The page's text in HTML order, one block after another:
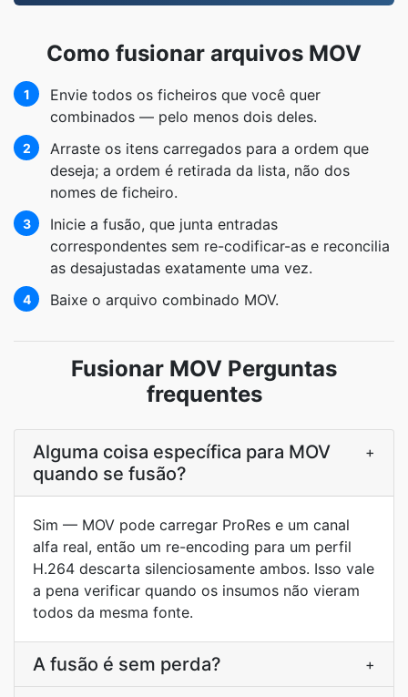
Como fusionar arquivos MOV
1
Envie todos os ficheiros que você quer
combinados — pelo menos dois deles.
2
Arraste os itens carregados para a ordem que
deseja; a ordem é retirada da lista, não dos
nomes de ficheiro.
3
Inicie a fusão, que junta entradas
correspondentes sem re-codificar-as e reconcilia
as desajustadas exatamente uma vez.
4 Baixe o arquivo combinado MOV.
Fusionar MOV Perguntas
frequentes
Alguma coisa específica para MOV
quando se fusão?
+
Sim — MOV pode carregar ProRes e um canal
alfa real, então um re-encoding para um perfil
H.264 descarta silenciosamente ambos. Isso vale
a pena verificar quando os insumos não vieram
todos da mesma fonte.
A fusão é sem perda? +